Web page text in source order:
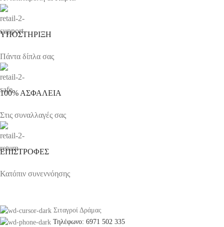
ΥΠΟΣΤΗΡΙΞΗ
Πάντα δίπλα σας
100% ΑΣΦΑΛΕΙΑ
Στις συναλλαγές σας
ΕΠΙΣΤΡΟΦΕΣ
Κατόπιν συνεννόησης
Σιταγροί Δράμας
Τηλέφωνο: 6971 502 335